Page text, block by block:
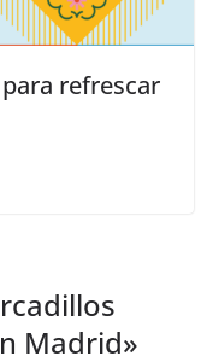
refrescar
Madrid»